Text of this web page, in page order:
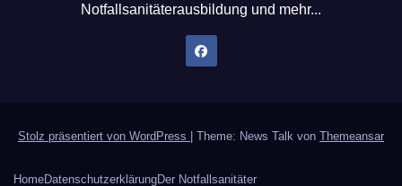
Notfallsanitäterausbildung und mehr...
Stolz präsentiert von WordPress | Theme: News Talk von Themeansar
HomeDatenschutzerklärungDer Notfallsanitäter